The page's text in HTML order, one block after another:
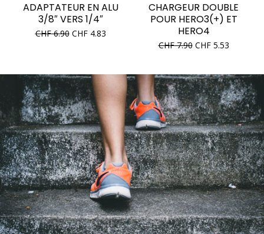
ADAPTATEUR EN ALU
3/8″ VERS 1/4″
CHF6.90 CHF4.83
CHARGEUR DOUBLE
POUR HERO3(+) ET
HERO4
CHF7.90 CHF5.53